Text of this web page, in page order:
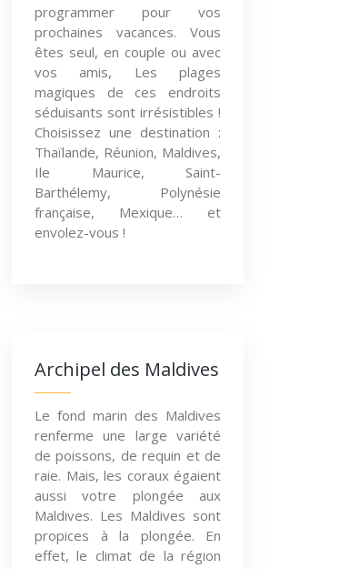
programmer pour vos
prochaines vacances. Vous
êtes seul, en couple ou avec
vos amis, Les plages
magiques de ces endroits
séduisants sont irrésistibles !
Choisissez une destination :
Thaïlande, Réunion, Maldives,
Ile Maurice, Saint-
Barthélemy, Polynésie
française, Mexique… et
envolez-vous !
Archipel des Maldives
Le fond marin des Maldives
renferme une large variété
de poissons, de requin et de
raie. Mais, les coraux égaient
aussi votre plongée aux
Maldives. Les Maldives sont
propices à la plongée. En
effet, le climat de la région